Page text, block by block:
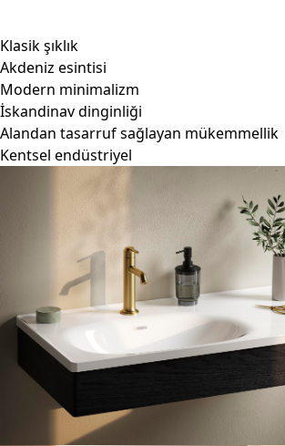
Klasik şıklık
Akdeniz esintisi
Modern minimalizm
İskandinav dinginliği
Alandan tasarruf sağlayan mükemmellik
Kentsel endüstriyel